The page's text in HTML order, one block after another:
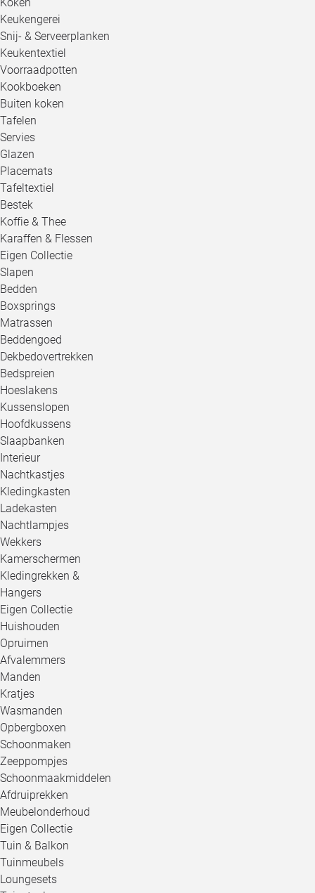
Keukengerei
Snij- & Serveerplanken
Keukentextiel
Voorraadpotten
Kookboeken
Buiten koken
Tafelen
Servies
Glazen
Placemats
Tafeltextiel
Bestek
Koffie & Thee
Karaffen & Flessen
Eigen Collectie
Slapen
Bedden
Boxsprings
Matrassen
Beddengoed
Dekbedovertrekken
Bedspreien
Hoeslakens
Kussenslopen
Hoofdkussens
Slaapbanken
Interieur
Nachtkastjes
Kledingkasten
Ladekasten
Nachtlampjes
Wekkers
Kamerschermen
Kledingrekken &
Hangers
Eigen Collectie
Huishouden
Opruimen
Afvalemmers
Manden
Kratjes
Wasmanden
Opbergboxen
Schoonmaken
Zeeppompjes
Schoonmaakmiddelen
Afdruiprekken
Meubelonderhoud
Eigen Collectie
Tuin & Balkon
Tuinmeubels
Loungesets